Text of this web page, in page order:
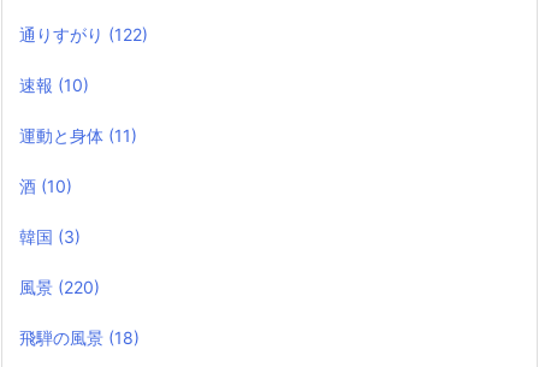
通りすがり (122)
速報 (10)
運動と身体 (11)
酒 (10)
韓国 (3)
風景 (220)
飛騨の風景 (18)